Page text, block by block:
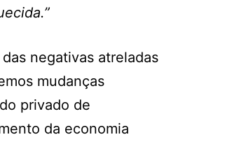
negativas atreladas
mudanças
privado de
da economia